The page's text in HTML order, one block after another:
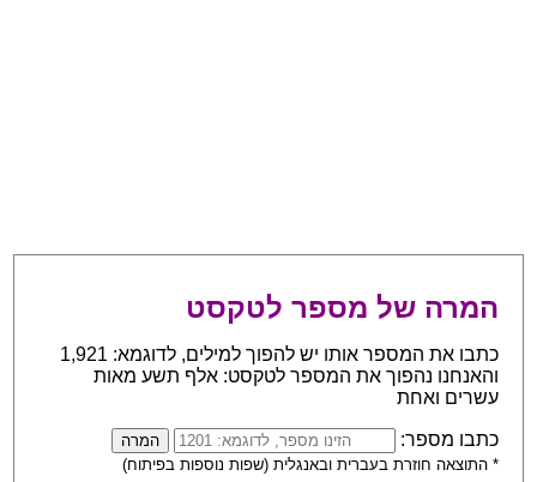
המרה של מספר לטקסט
כתבו את המספר אותו יש להפוך למילים, לדוגמא: 1,921
והאנחנו נהפוך את המספר לטקסט: אלף תשע מאות
עשרים ואחת
כתבו מספר:
* התוצאה חוזרת בעברית ובאנגלית (שפות נוספות בפיתוח)